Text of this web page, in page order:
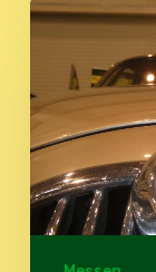
Oldtimermesse
Tulln
2025